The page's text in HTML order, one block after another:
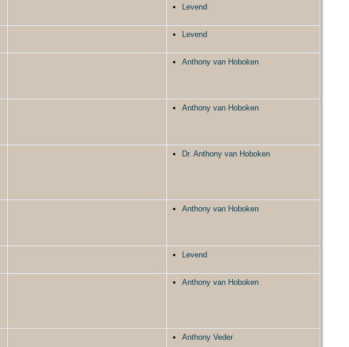
Levend
Levend
Anthony van Hoboken
Anthony van Hoboken
Dr. Anthony van Hoboken
Anthony van Hoboken
Levend
Anthony van Hoboken
Anthony Veder